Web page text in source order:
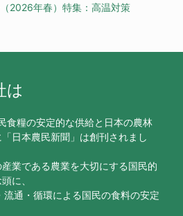
2026年春）特集：高温対策
は
食糧の安定的な供給と日本の農林
日本農民新聞」は創刊されまし
業である農業を大切にする国民的
に、
通・循環による国民の食料の安定